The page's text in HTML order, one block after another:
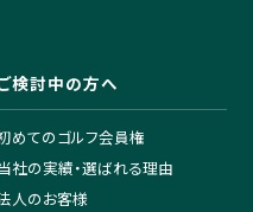
検討中の方へ
めてのゴルフ会員権
社の実績・選ばれる理由
人のお客様